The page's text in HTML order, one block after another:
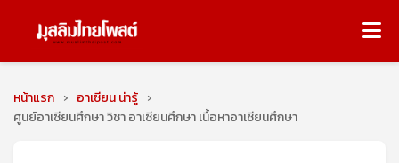
หน้าแรก › อาเซียน น่ารู้ ›
ศูนย์อาเซียนศึกษา วิชา อาเซียนศึกษา เนื้อหาอาเซียนศึกษา